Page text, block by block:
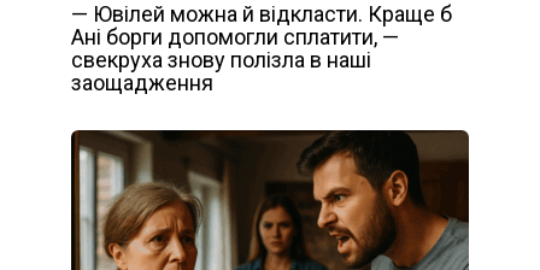
— Ювілей можна й відкласти. Краще б
Ані борги допомогли сплатити, —
свекруха знову полізла в наші
заощадження